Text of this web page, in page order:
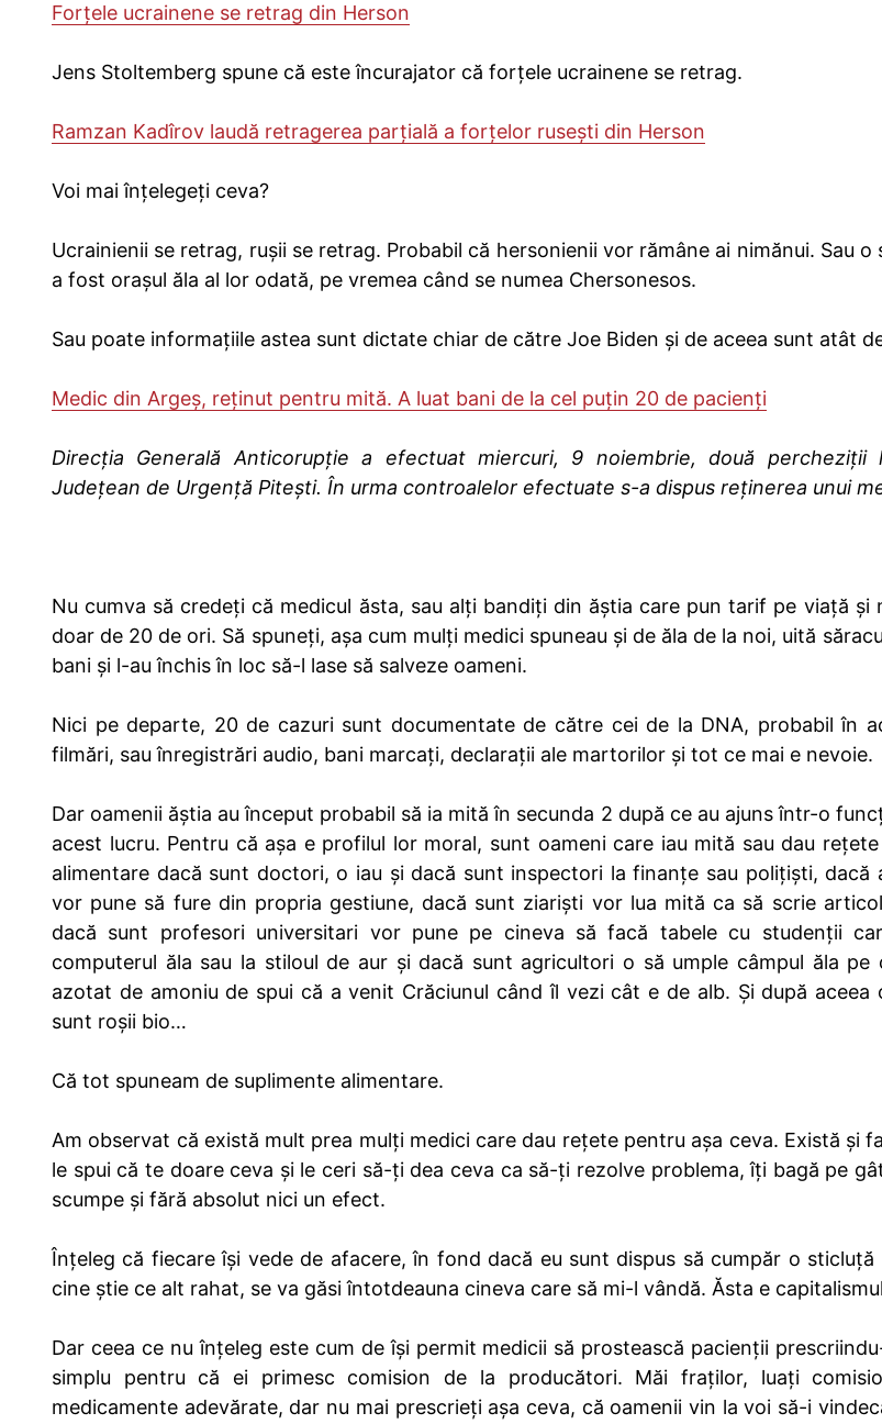
Forţele ucrainene se retrag din Herson
Jens Stoltemberg spune că este încurajator că forțele ucrainene se retrag.
Ramzan Kadîrov laudă retragerea parțială a forțelor rusești din Herson
Voi mai înțelegeți ceva?
Ucrainienii se retrag, rușii se retrag. Probabil că hersonienii vor rămâne ai nimănui. Sau
a fost orașul ăla al lor odată, pe vremea când se numea Chersonesos.
Sau poate informațiile astea sunt dictate chiar de către Joe Biden și de aceea sunt atât
Medic din Argeș, reținut pentru mită. A luat bani de la cel puțin 20 de pacienți
Direcția Generală Anticorupție a efectuat miercuri, 9 noiembrie, două percheziţii
Judeţean de Urgenţă Piteşti. În urma controalelor efectuate s-a dispus reținerea unui
Nu cumva să credeți că medicul ăsta, sau alți bandiți din ăștia care pun tarif pe viață și
doar de 20 de ori. Să spuneți, așa cum mulți medici spuneau și de ăla de la noi, uită
bani și l-au închis în loc să-l lase să salveze oameni.
Nici pe departe, 20 de cazuri sunt documentate de către cei de la DNA, probabil în
filmări, sau înregistrări audio, bani marcați, declarații ale martorilor și tot ce mai e nevoie.
Dar oamenii ăștia au început probabil să ia mită în secunda 2 după ce au ajuns într-o
acest lucru. Pentru că așa e profilul lor moral, sunt oameni care iau mită sau dau
alimentare dacă sunt doctori, o iau și dacă sunt inspectori la finanțe sau polițiști, dacă
vor pune să fure din propria gestiune, dacă sunt ziariști vor lua mită ca să scrie
dacă sunt profesori universitari vor pune pe cineva să facă tabele cu studenții
computerul ăla sau la stiloul de aur și dacă sunt agricultori o să umple câmpul ăla pe
azotat de amoniu de spui că a venit Crăciunul când îl vezi cât e de alb. Și după aceea
sunt roșii bio…
Că tot spuneam de suplimente alimentare.
Am observat că există mult prea mulți medici care dau rețete pentru așa ceva. Există și
le spui că te doare ceva și le ceri să-ți dea ceva ca să-ți rezolve problema, îți bagă pe
scumpe și fără absolut nici un efect.
Înțeleg că fiecare își vede de afacere, în fond dacă eu sunt dispus să cumpăr o
cine știe ce alt rahat, se va găsi întotdeauna cineva care să mi-l vândă. Ăsta e
Dar ceea ce nu înțeleg este cum de își permit medicii să prostească pacienții
simplu pentru că ei primesc comision de la producători. Măi fraților, luați
medicamente adevărate, dar nu mai prescrieți așa ceva, că oamenii vin la voi să-i